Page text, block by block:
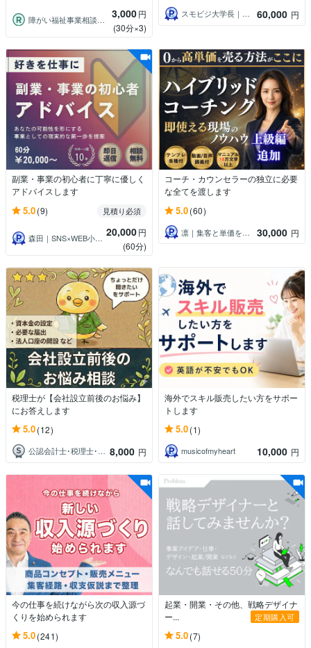
障がい福祉事業相談はおまかせください。 3,000円
(30分×3)
スモビジ大学長｜てらもと さとし 60,000 円
副業・事業の初心者に丁寧に優しく
アドバイスします
5.0(9) 見積り必須
森田｜SNS×WEB小規模事業パートナー 20,000円
(60分)
コーチ・カウンセラーの独立に必要
な全てを渡します
5.0(60)
凛｜集客と単価を整える事業設計コーチ 30,000 円
税理士が【会社設立前後のお悩み】
にお答えします
5.0(12)
公認会計士･税理士･行政書士 のどか屋 8,000 円
海外でスキル販売したい方をサポー
トします
5.0(1)
musicofmyheart 10,000 円
今の仕事を続けながら次の収入源づ
くりを始められます
5.0(241)
起業・開業・その他、戦略デザイナ
ー...
定期購入可
5.0(7)